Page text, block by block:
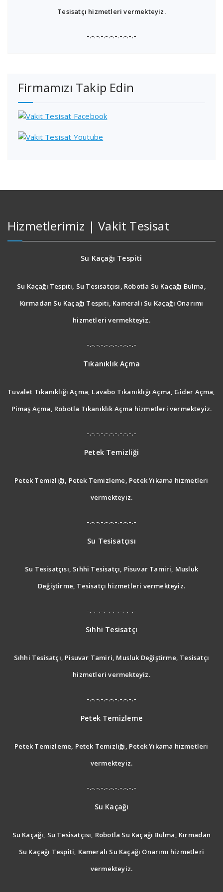
Tesisatçı hizmetleri vermekteyiz.
-.-.-.-.-.-.-.-.-.-.-
Firmamızı Takip Edin
Hizmetlerimiz | Vakit Tesisat
Su Kaçağı Tespiti
Su Kaçağı Tespiti, Su Tesisatçısı, Robotla Su Kaçağı Bulma,
Kırmadan Su Kaçağı Tespiti, Kameralı Su Kaçağı Onarımı
hizmetleri vermekteyiz.
-.-.-.-.-.-.-.-.-.-.-
Tıkanıklık Açma
Tuvalet Tıkanıklığı Açma, Lavabo Tıkanıklığı Açma, Gider Açma,
Pimaş Açma, Robotla Tıkanıklık Açma hizmetleri vermekteyiz.
-.-.-.-.-.-.-.-.-.-.-
Petek Temizliği
Petek Temizliği, Petek Temizleme, Petek Yıkama hizmetleri
vermekteyiz.
-.-.-.-.-.-.-.-.-.-.-
Su Tesisatçısı
Su Tesisatçısı, Sıhhi Tesisatçı, Pisuvar Tamiri, Musluk
Değiştirme, Tesisatçı hizmetleri vermekteyiz.
-.-.-.-.-.-.-.-.-.-.-
Sıhhi Tesisatçı
Sıhhi Tesisatçı, Pisuvar Tamiri, Musluk Değiştirme, Tesisatçı
hizmetleri vermekteyiz.
-.-.-.-.-.-.-.-.-.-.-
Petek Temizleme
Petek Temizleme, Petek Temizliği, Petek Yıkama hizmetleri
vermekteyiz.
-.-.-.-.-.-.-.-.-.-.-
Su Kaçağı
Su Kaçağı, Su Tesisatçısı, Robotla Su Kaçağı Bulma, Kırmadan
Su Kaçağı Tespiti, Kameralı Su Kaçağı Onarımı hizmetleri
vermekteyiz.